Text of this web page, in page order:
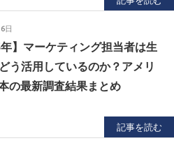
日
年】マーケティング担当者は生
う活用しているのか？アメリ
の最新調査結果まとめ
記事を読む